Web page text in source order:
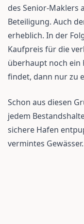
des Senior-Maklers
Beteiligung. Auch
erheblich. In der
Kaufpreis für die
überhaupt noch ein
findet, dann nur zu
Schon aus diesen
jedem
sichere Hafen
vermintes Gewässer.